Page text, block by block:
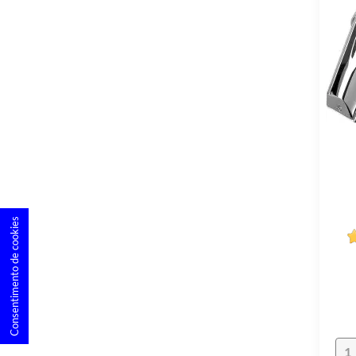
Consentimento de cookies